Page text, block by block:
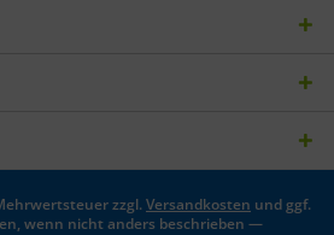
zzgl.Versandkosten und ggf.
wenn nicht anders beschrieben —